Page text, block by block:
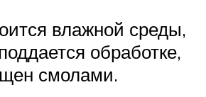
влажной среды,
обработке,
смолами.